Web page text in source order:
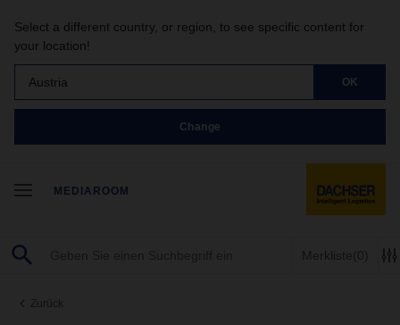
Select a different country, or region, to see specific content for
your location!
Austria OK
Change
MEDIAROOM
Merkliste(0)
Zurück